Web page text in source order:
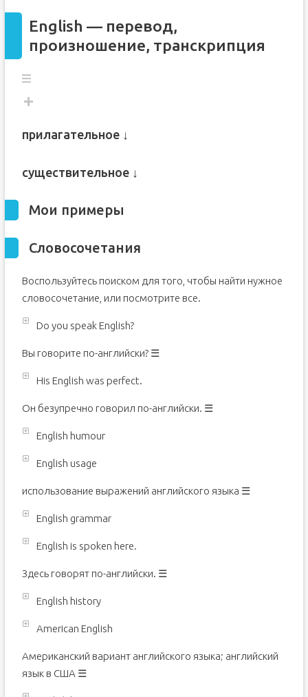
English — перевод,
произношение, транскрипция
прилагательное ↓
существительное ↓
Мои примеры
Словосочетания
Воспользуйтесь поиском для того, чтобы найти нужное
словосочетание, или посмотрите все.
Do you speak English?
Вы говорите по-английски? ☰
His English was perfect.
Он безупречно говорил по-английски. ☰
English humour
English usage
использование выражений английского языка ☰
English grammar
English is spoken here.
Здесь говорят по-английски. ☰
English history
American English
Американский вариант английского языка; английский
язык в США ☰